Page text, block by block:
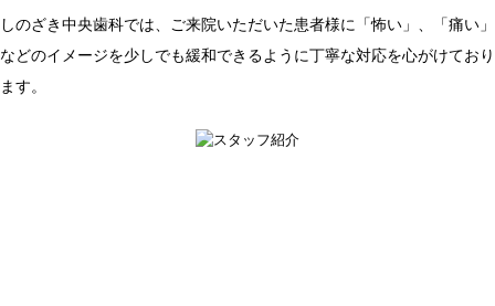
しのざき中央歯科では、ご来院いただいた患者様に「怖い」、「痛い」
などのイメージを少しでも緩和できるように丁寧な対応を心がけており
ます。